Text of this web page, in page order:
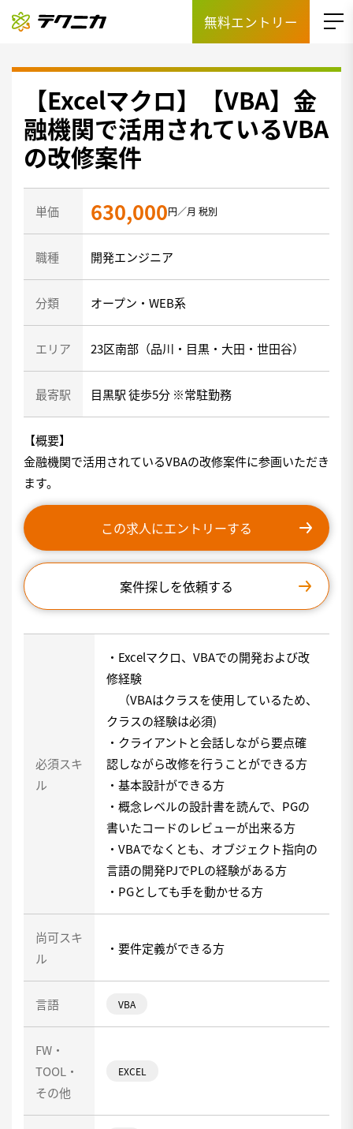
無料エントリー
【Excelマクロ】【VBA】金
融機関で活用されているVBA
の改修案件
単価 630,000円／月 税別
職種 開発エンジニア
分類 オープン・WEB系
エリア 23区南部（品川・目黒・大田・世田谷）
最寄駅 目黒駅 徒歩5分 ※常駐勤務
【概要】
金融機関で活用されているVBAの改修案件に参画いただき
ます。
この求人にエントリーする
案件探しを依頼する
必須スキ
ル
・Excelマクロ、VBAでの開発および改
修経験
（VBAはクラスを使用しているため、
クラスの経験は必須)
・クライアントと会話しながら要点確
認しながら改修を行うことができる方
・基本設計ができる方
・概念レベルの設計書を読んで、PGの
書いたコードのレビューが出来る方
・VBAでなくとも、オブジェクト指向の
言語の開発PJでPLの経験がある方
・PGとしても手を動かせる方
尚可スキ
ル
・要件定義ができる方
言語 VBA
FW・
TOOL・
その他
EXCEL